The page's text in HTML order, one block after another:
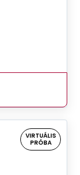
VIRTUÁLIS
PRÓBA